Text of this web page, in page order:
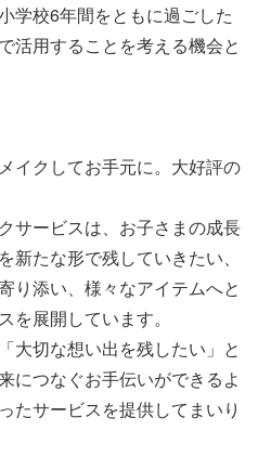
学校6年間をともに過ごした
活用することを考える機会と
イクしてお手元に。大好評の
サービスは、お子さまの成長
新たな形で残していきたい、
り添い、様々なアイテムへと
を展開しています。
大切な想い出を残したい」と
につなぐお手伝いができるよ
たサービスを提供してまいり